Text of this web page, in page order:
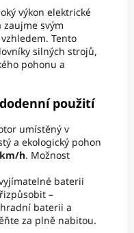
výkon elektrické
zaujme svým
Tento
silných strojů,
pohonu a
použití
umístěný v
a ekologický pohon
h. Možnost
baterii
–
baterii a
za plně nabitou.